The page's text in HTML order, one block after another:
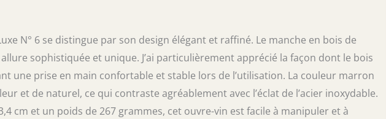
N° 6 se distingue par son design élégant et raffiné. Le manche en bois de
sophistiquée et unique. J’ai particulièrement apprécié la façon dont le bois
une prise en main confortable et stable lors de l’utilisation. La couleur marron
et de naturel, ce qui contraste agréablement avec l’éclat de l’acier inoxydable.
cm et un poids de 267 grammes, cet ouvre-vin est facile à manipuler et à